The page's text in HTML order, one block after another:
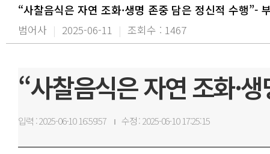
“사찰음식은 자연 조화·생명 존중 담은 정신적 수행”-
범어사 | 2025-06-11 | 조회수 : 1467
“사찰음식은 자연 조화·
입력 : 2025-06-10 16:59:57 수정 : 2025-06-10 17:25:15